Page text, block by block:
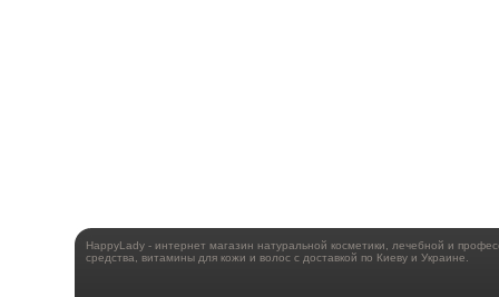
HappyLady - интернет магазин натуральной косметики, лечебной и
средства, витамины для кожи и волос с доставкой по Киеву и Украине.